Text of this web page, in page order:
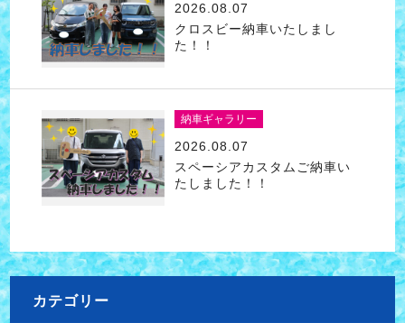
2026.08.07
クロスビー納車いたしまし
た！！
納車ギャラリー
2026.08.07
スペーシアカスタムご納車い
たしました！！
カテゴリー